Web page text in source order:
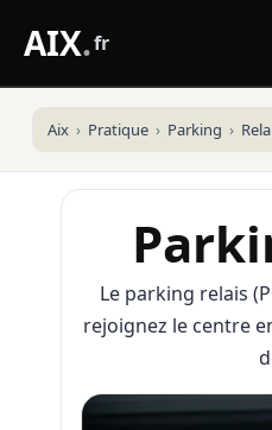
AIX.fr
Aix Pratique Parking
Le parking relais
rejoignez le centre